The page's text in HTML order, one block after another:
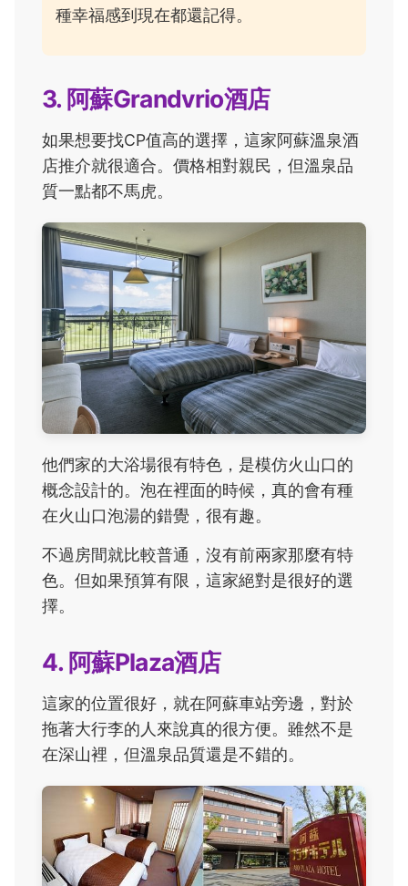
種幸福感到現在都還記得。
3. 阿蘇Grandvrio酒店
如果想要找CP值高的選擇，這家阿蘇溫泉酒
店推介就很適合。價格相對親民，但溫泉品
質一點都不馬虎。
他們家的大浴場很有特色，是模仿火山口的
概念設計的。泡在裡面的時候，真的會有種
在火山口泡湯的錯覺，很有趣。
不過房間就比較普通，沒有前兩家那麼有特
色。但如果預算有限，這家絕對是很好的選
擇。
4. 阿蘇Plaza酒店
這家的位置很好，就在阿蘇車站旁邊，對於
拖著大行李的人來說真的很方便。雖然不是
在深山裡，但溫泉品質還是不錯的。